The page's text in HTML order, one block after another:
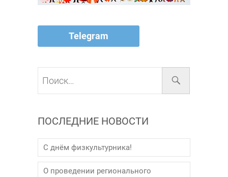
Telegram
ПОСЛЕДНИЕ НОВОСТИ
С днём физкультурника!
О проведении регионального